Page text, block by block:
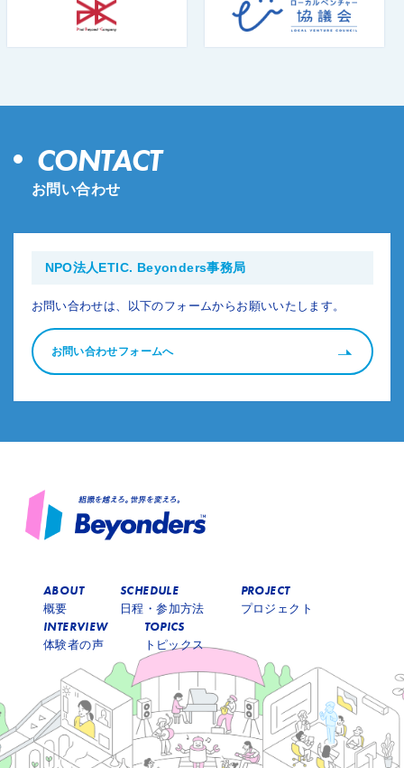
CONTACT
お問い合わせ
NPO法人ETIC. Beyonders事務局
お問い合わせは、以下のフォームからお願いいたします。
お問い合わせフォームへ
ABOUT
概要
SCHEDULE
日程・参加方法
PROJECT
プロジェクト
INTERVIEW
体験者の声
TOPICS
トピックス